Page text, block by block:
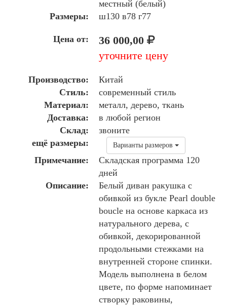
местный (белый)
Размеры:
ш130 в78 г77
Цена от:
36 000,00
уточните цену
Производство:
Китай
Стиль:
современный стиль
Материал:
металл, дерево, ткань
Доставка:
в любой регион
Склад:
звоните
ещё размеры:
Варианты размеров
Примечание:
Складская программа 120
дней
Описание:
Белый диван ракушка с
обивкой из букле Pearl double
boucle на основе каркаса из
натурального дерева, с
обивкой, декорированной
продольными стежками на
внутренней стороне спинки.
Модель выполнена в белом
цвете, по форме напоминает
створку раковины,